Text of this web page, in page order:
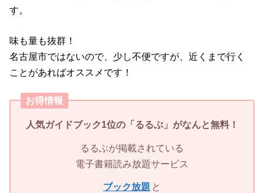
す。
味も量も抜群！
名古屋市ではないので、少し不便ですが、近くまで行く
ことがあればオススメです！
お得情報
人気ガイドブック1位の「 るるぶ」 がなんと無料！
るるぶが掲載されている
電子書籍読み放題サービス
ブック放題 と